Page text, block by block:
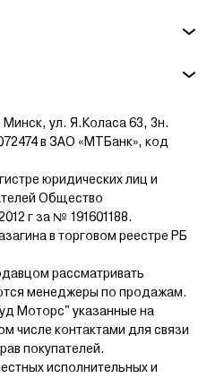
ул. Я.Коласа 63, 3н.
в ЗАО «МТБанк», код
юридических лиц и
Общество
г за № 191601188.
в торговом реестре РБ
рассматривать
менеджеры по продажам.
Моторс" указанные на
числе контактами для связи
покупателей.
исполнительных и